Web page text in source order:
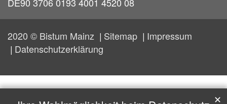
2020 © Bistum Mainz Sitemap
Impressum
Datenschutzerklärung
✕